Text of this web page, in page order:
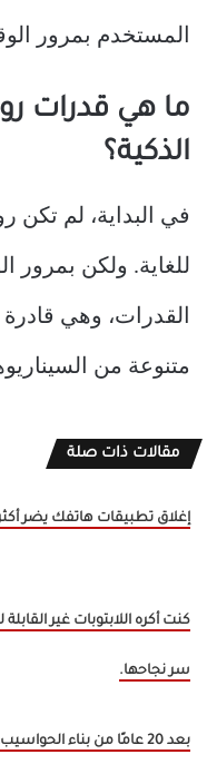
المستخدم بمرور
ما هي قدرات
الذكية؟
في البداية، لم تكن
للغاية. ولكن بمرور
القدرات، وهي
متنوعة من
مقالات ذات صلة
إغلاق تطبيقات هاتفك يضر
كنت أكره اللابتوبات غير القابلة
سر نجاحها.
بعد 20 عامًا من بناء